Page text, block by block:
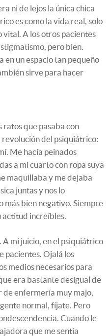
ni de lejos la única chica
es como la vida real, solo
vital. A los otros pacientes
pero bien.
un espacio tan pequeño
sirve para hacer
ratos que pasaba con
revolución del psiquiátrico:
Me hacía peinados
a mi cuarto con ropa suya
maquillaba y me dejaba
juntas y nos lo
más bien negativo. Siempre
actitud increíbles.
A mi juicio, en el psiquiátrico
pacientes. Ojalá los
medios necesarios para
era bastante desigual de
de enfermería muy majo,
normal, fíjate. Pero
Cuando le
que me sentía